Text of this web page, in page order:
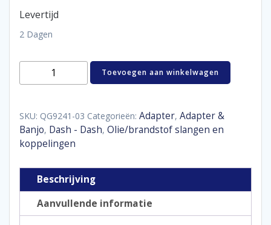
Levertijd
2 Dagen
Adaptor
male
45°
D03
aantal
Toevoegen aan winkelwagen
SKU: QG9241-03 Categorieën: Adapter, Adapter &
Banjo, Dash - Dash, Olie/brandstof slangen en
koppelingen
Beschrijving
Aanvullende informatie